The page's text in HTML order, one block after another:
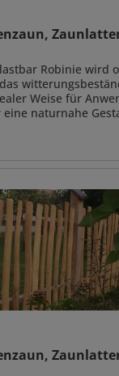
Robinie wird
Weise für
naturnahe